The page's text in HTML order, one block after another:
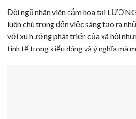
Đội ngũ nhân viên cắm hoa tại
luôn chú trọng đến việc sáng tạo ra
với xu hướng phát triển của xã hội
tinh tế trong kiểu dáng và ý nghĩa mà